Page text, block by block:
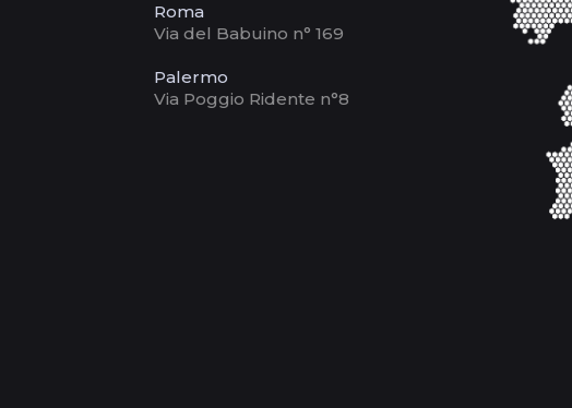
Roma
Via del Babuino n° 169
Palermo
Via Poggio Ridente n°8